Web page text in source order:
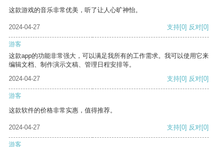
这款游戏的音乐非常优美，听了让人心旷神怡。
2024-04-27 支持[0] 反对[0]
游客
这款app的功能非常强大，可以满足我所有的工作需求。我可以使用它来
编辑文档、制作演示文稿、管理日程安排等。
2024-04-27
支持[0] 反对[0]
游客
这款软件的价格非常实惠，值得推荐。
2024-04-27 支持[0] 反对[0]
游客